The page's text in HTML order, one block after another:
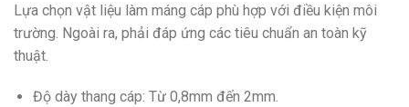
Lựa chọn vật liệu làm máng cáp phù hợp với điều kiện môi
trường. Ngoài ra, phải đáp ứng các tiêu chuẩn an toàn kỹ
thuật.
Độ dày thang cáp: Từ 0,8mm đến 2mm.